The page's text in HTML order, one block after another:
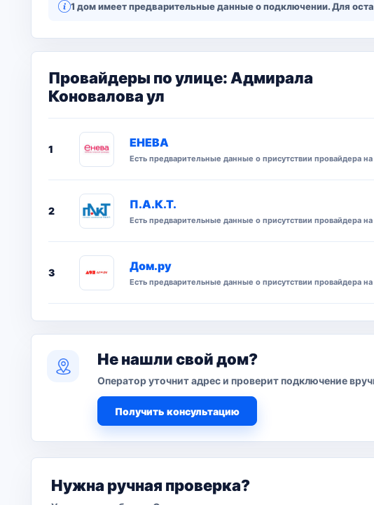
1 дом имеет предварительные данные о подключении. Для
Провайдеры по улице: Адмирала
Коновалова ул
1 ЕНЕВА
Есть предварительные данные о присутствии провайдера
2 П.А.К.Т.
Есть предварительные данные о присутствии провайдера
3 Дом.ру
Есть предварительные данные о присутствии провайдера
Не нашли свой дом?
Оператор уточнит адрес и проверит подключение
Получить консультацию
Нужна ручная проверка?